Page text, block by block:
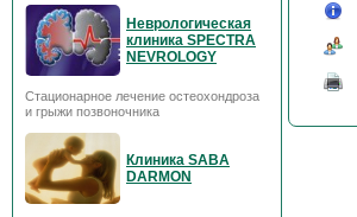
Неврологическая
клиника SPECTRA
NEVROLOGY
Стационарное лечение остеохондроза
и грыжи позвоночника
Клиника SABA
DARMON